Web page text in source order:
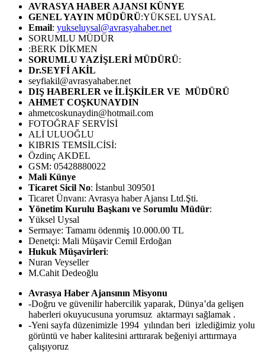
AVRASYA HABER AJANSI KÜNYE
GENEL YAYIN MÜDÜRÜ:YÜKSEL UYSAL
Email: yukseluysal@avrasyahaber.net
SORUMLU MÜDÜR
:BERK DİKMEN
SORUMLU YAZİŞLERİ MÜDÜRÜ:
Dr.SEYFİ AKİL
seyfiakil@avrasyahaber.net
DIŞ HABERLER ve İLİŞKİLER VE MÜDÜRÜ
AHMET COŞKUNAYDIN
ahmetcoskunaydin@hotmail.com
FOTOĞRAF SERVİSİ
ALİ ULUOĞLU
KIBRIS TEMSİLCİSİ:
Özdinç AKDEL
GSM: 05428880022
Mali Künye
Ticaret Sicil No: İstanbul 309501
Ticaret Ünvanı: Avrasya haber Ajansı Ltd.Şti.
Yönetim Kurulu Başkanı ve Sorumlu Müdür:
Yüksel Uysal
Sermaye: Tamamı ödenmiş 10.000.00 TL
Denetçi: Mali Müşavir Cemil Erdoğan
Hukuk Müşavirleri:
Nuran Veyseller
M.Cahit Dedeoğlu
Avrasya Haber Ajansının Misyonu
-Doğru ve güvenilir habercilik yaparak, Dünya’da gelişen
haberleri okuyucusuna yorumsuz aktarmayı sağlamak .
-Yeni sayfa düzenimizle 1994 yılından beri izlediğimiz yolu
görüntü ve haber kalitesini arttırarak beğeniyi arttırmaya
çalışıyoruz